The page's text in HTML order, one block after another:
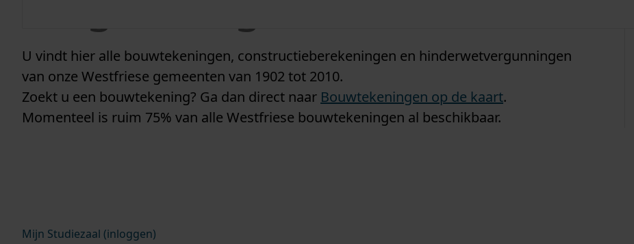
U vindt hier alle bouwtekeningen, constructieberekeningen en hinderwetvergunningen
van onze Westfriese gemeenten van 1902 tot 2010.
Zoekt u een bouwtekening? Ga dan direct naar Bouwtekeningen op de kaart.
Momenteel is ruim 75% van alle Westfriese bouwtekeningen al beschikbaar.
Mijn Studiezaal (inloggen)